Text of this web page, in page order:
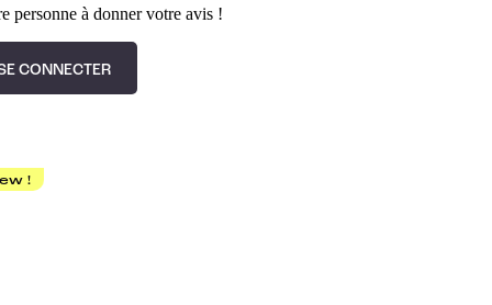
personne à donner votre avis !
CONNECTER
!